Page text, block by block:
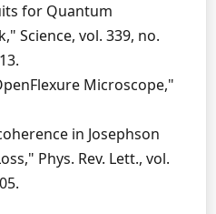
for Quantum
Science, vol. 339, no.
Microscope,"
in Josephson
Phys. Rev. Lett., vol.